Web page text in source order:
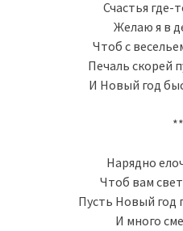
Счастья где-
Желаю я в
Чтоб с
Печаль скорей
И Новый год
Нарядно
Чтоб вам
Пусть Новый год
И много